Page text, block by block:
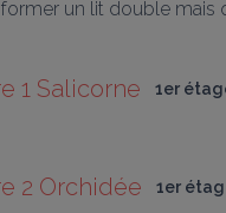
un lit double mais
1 Salicorne 1er
2 Orchidée 1er